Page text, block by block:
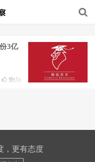
3亿
赞(5)
，更有态度